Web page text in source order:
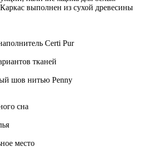
выполнен из сухой древесины
Certi Pur
тканей
шов нитью Penny
сна
место